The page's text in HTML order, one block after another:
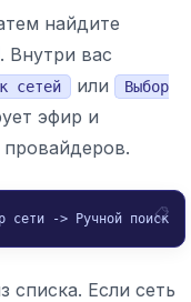
найдите
. Внутри вас
сетей или
Выбор
эфир и
сети -> Ручной поиск
списка. Если сеть